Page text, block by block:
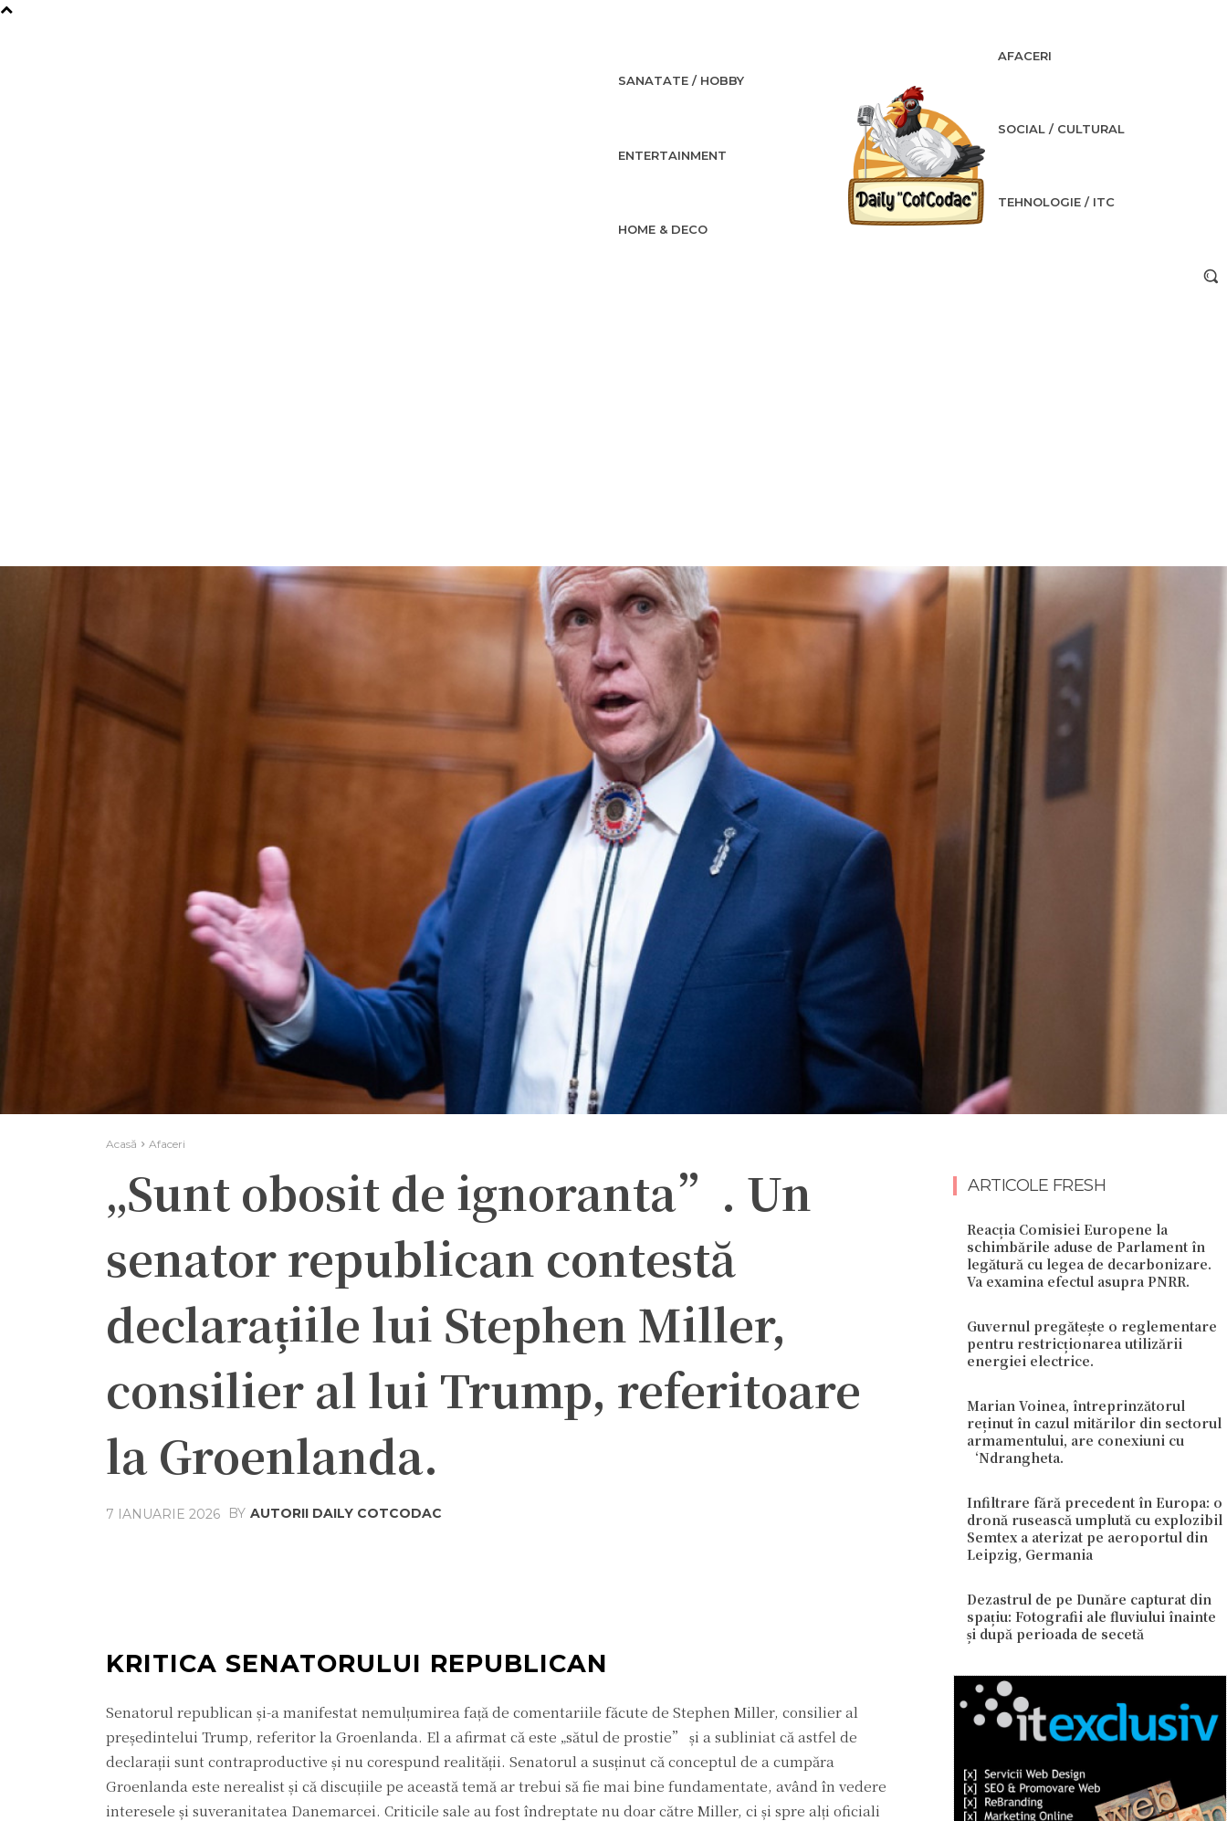
SANATATE / HOBBY
ENTERTAINMENT
HOME & DECO
AFACERI
SOCIAL / CULTURAL
TEHNOLOGIE / ITC
Acasă Afaceri
„Sunt obosit de ignoranta”. Un
senator republican contestă
declarațiile lui Stephen Miller,
consilier al lui Trump, referitoare
la Groenlanda.
7 IANUARIE 2026 BY AUTORII DAILY COTCODAC
KRITICA SENATORULUI REPUBLICAN
Senatorul republican și-a manifestat nemulțumirea față de comentariile făcute de Stephen Miller, consilier al
președintelui Trump, referitor la Groenlanda. El a afirmat că este „sătul de prostie” și a subliniat că astfel de
declarații sunt contraproductive și nu corespund realității. Senatorul a susținut că conceptul de a cumpăra
Groenlanda este nerealist și că discuțiile pe această temă ar trebui să fie mai bine fundamentate, având în vedere
interesele și suveranitatea Danemarcei. Criticile sale au fost îndreptate nu doar către Miller, ci și spre alți oficiali
ARTICOLE FRESH
Reacția Comisiei Europene la
schimbările aduse de Parlament în
legătură cu legea de decarbonizare.
Va examina efectul asupra PNRR.
Guvernul pregătește o reglementare
pentru restricționarea utilizării
energiei electrice.
Marian Voinea, întreprinzătorul
reținut în cazul mitărilor din sectorul
armamentului, are conexiuni cu
‘Ndrangheta.
Infiltrare fără precedent în Europa: o
dronă rusească umplută cu explozibil
Semtex a aterizat pe aeroportul din
Leipzig, Germania
Dezastrul de pe Dunăre capturat din
spațiu: Fotografii ale fluviului înainte
și după perioada de secetă